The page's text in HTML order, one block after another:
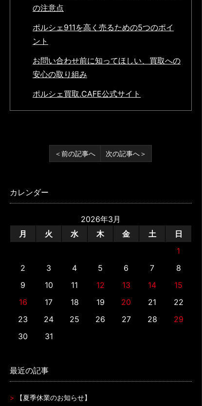
の注意点
ポルシェ911を高く売るための5つのポイ
ント
お問い合わせ前に知ってほしい、買取への
安心の取り組み
ポルシェ買取.CAFE公式サイト
＜前の記事へ 次の記事へ＞
カレンダー
2026年3月
月
火 水 木 金 土
日
1
2
3 4 5 6 7
8
9
10 11 12 13 14
15
16
17 18 19 20 21
22
23
24 25 26 27 28
29
30
31
最近の記事
【夏季休業のお知らせ】